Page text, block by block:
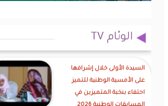
الوئام TV
السيدة الأولى خلال إشرافها
على الأمسية الوطنية للتميز
احتفاء بنخبة المتميزين في